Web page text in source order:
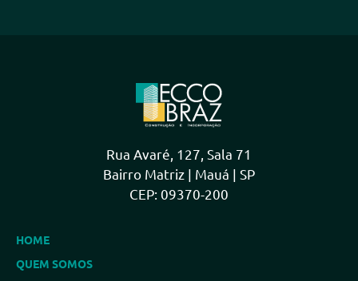
Rua Avaré, 127, Sala 71
Bairro Matriz | Mauá | SP
CEP: 09370-200
HOME
QUEM SOMOS